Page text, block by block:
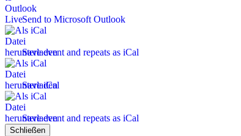
Send to Microsoft Outlook
Save event and repeats as iCal
Save iCal
Save event and repeats as iCal
Schließen